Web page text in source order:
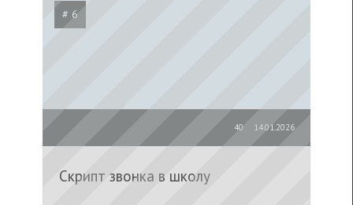
# 6
14.01.2026
40
Скрипт звонка в школу